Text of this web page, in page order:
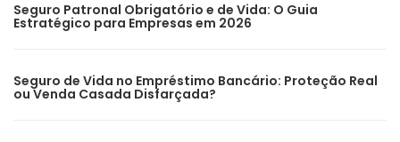
Seguro Patronal Obrigatório e de Vida: O Guia
Estratégico para Empresas em 2026
Seguro de Vida no Empréstimo Bancário: Proteção Real
ou Venda Casada Disfarçada?